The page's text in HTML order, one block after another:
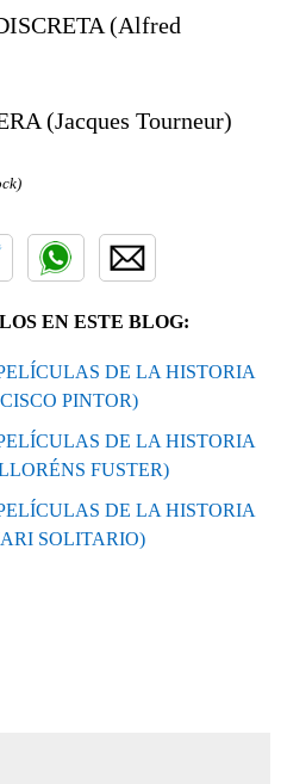
(Alfred
(Jacques Tourneur)
EN ESTE BLOG:
DE LA HISTORIA
PINTOR)
DE LA HISTORIA
FUSTER)
DE LA HISTORIA
SOLITARIO)